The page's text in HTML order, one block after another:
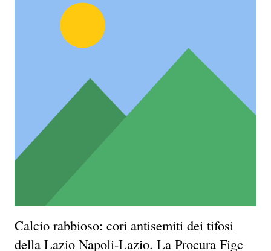
Calcio rabbioso: cori antisemiti dei tifosi
della Lazio Napoli-Lazio. La Procura Figc